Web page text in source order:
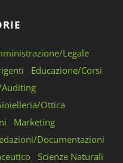
Legale
Educazione/Corsi
Ottica
Marketing
Documentazioni
Scienze Naturali